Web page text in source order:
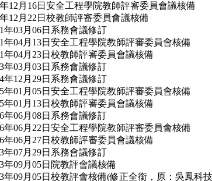
12月16日安全工程學院教師評審委員會議核備
12月22日校教師評審委員會議核備
年03月06日系務會議修訂
年04月13日安全工程學院教師評審委員會核備
年04月23日校教師評審委員會議核備
年03月03日系務會議修訂
年12月29日系務會議修訂
年01月05日安全工程學院教師評審委員會核備
年01月13日校教師評審委員會議核備
年06月08日系務會議修訂
年06月22日安全工程學院教師評審委員會核備
年06月27日校教師評審委員會議核備
年07月29日系務會議修訂
年09月05日院教評會議核備
年09月05日校教評會核備(修正全銜，原：吳鳳科